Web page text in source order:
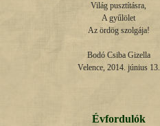
Világ pusztításra,
A gyűlölet
Az ördög szolgája!
Bodó Csiba Gizella
Velence, 2014. június 13.
Évfordulók